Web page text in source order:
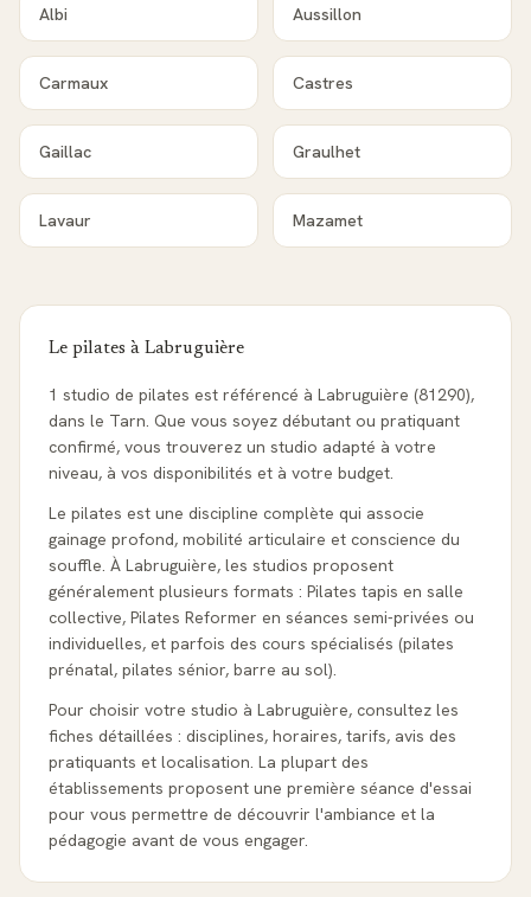
Albi Aussillon
Carmaux Castres
Gaillac Graulhet
Lavaur Mazamet
Le pilates à Labruguière
1 studio de pilates est référencé à Labruguière (81290),
dans le Tarn. Que vous soyez débutant ou pratiquant
confirmé, vous trouverez un studio adapté à votre
niveau, à vos disponibilités et à votre budget.
Le pilates est une discipline complète qui associe
gainage profond, mobilité articulaire et conscience du
souffle. À Labruguière, les studios proposent
généralement plusieurs formats : Pilates tapis en salle
collective, Pilates Reformer en séances semi-privées ou
individuelles, et parfois des cours spécialisés (pilates
prénatal, pilates sénior, barre au sol).
Pour choisir votre studio à Labruguière, consultez les
fiches détaillées : disciplines, horaires, tarifs, avis des
pratiquants et localisation. La plupart des
établissements proposent une première séance d'essai
pour vous permettre de découvrir l'ambiance et la
pédagogie avant de vous engager.